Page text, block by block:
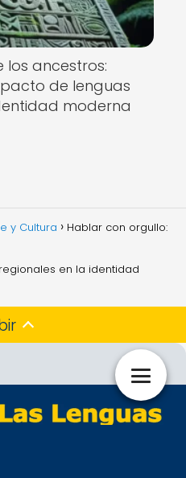
los ancestros:
de lenguas
moderna
y Cultura Hablar con orgullo:
en la identidad